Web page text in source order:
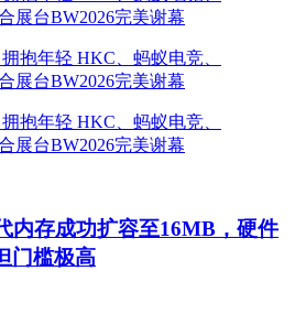
内存成功扩容至16MB，硬件
门槛极高